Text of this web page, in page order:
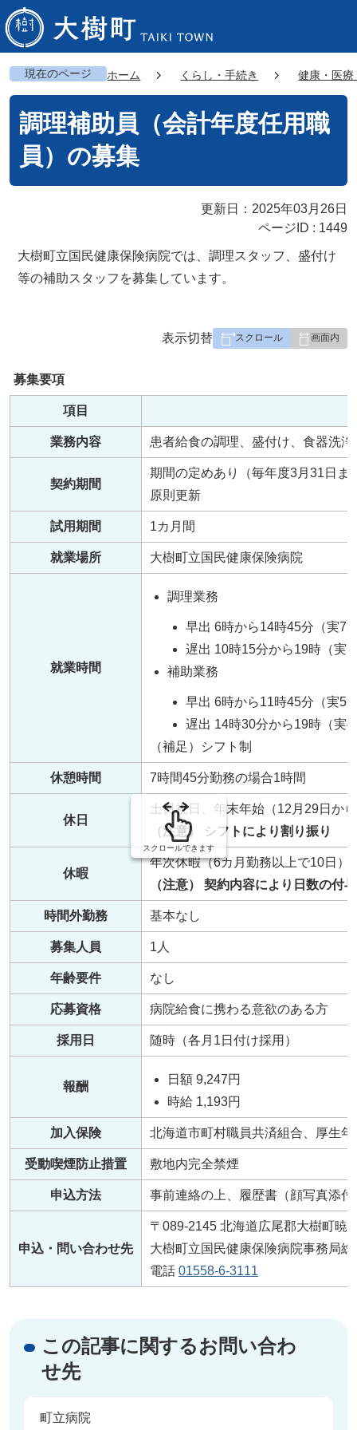
現在のページ ホーム くらし・手続き 健康・医療
調理補助員（会計年度任用職
員）の募集
更新日：2025年03月26日
ページID : 1449
大樹町立国民健康保険病院では、調理スタッフ、盛付け
等の補助スタッフを募集しています。
表
の
表示切替
募集要項
項目
業務内容 患者給食の調理、盛付け、食器洗浄
契約期間
期間の定めあり（毎年度3月31日ま
原則更新
試用期間 1カ月間
就業場所 大樹町立国民健康保険病院
就業時間
調理業務
早出 6時から14時45分（実7
遅出 10時15分から19時（実
補助業務
早出 6時から11時45分（実5
遅出 14時30分から19時（実
（補足）シフト制
休憩時間 7時間45分勤務の場合1時間
休日
土日祝日、年末年始（12月29日か
（注意） シフトにより割り振り
休暇
年次休暇（6カ月勤務以上で10日）
（注意） 契約内容により日数の付
時間外勤務 基本なし
募集人員 1人
年齢要件 なし
応募資格 病院給食に携わる意欲のある方
採用日 随時（各月1日付け採用）
報酬
日額 9,247円
時給 1,193円
加入保険 北海道市町村職員共済組合、厚生
受動喫煙防止措置 敷地内完全禁煙
申込方法 事前連絡の上、履歴書（顔写真添付
申込・問い合わせ先
〒089-2145 北海道広尾郡大樹町暁
大樹町立国民健康保険病院事務局総
電話 01558-6-3111
スクロールできます
この記事に関するお問い合わ
せ先
町立病院